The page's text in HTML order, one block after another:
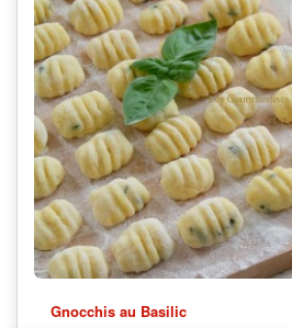
Gnocchis au Basilic